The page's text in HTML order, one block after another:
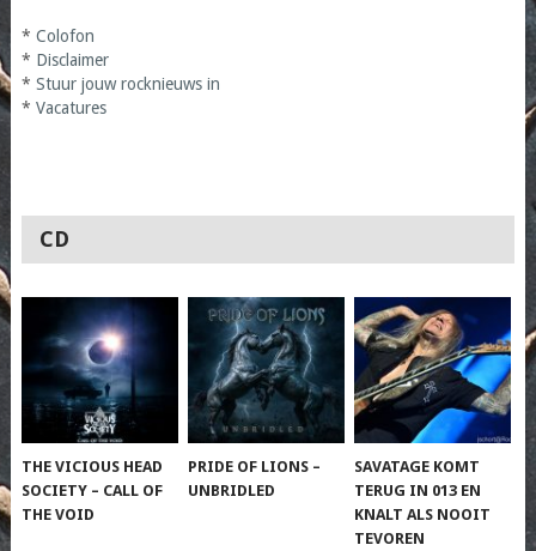
* Colofon
* Disclaimer
* Stuur jouw rocknieuws in
* Vacatures
CD
THE VICIOUS HEAD
SOCIETY – CALL OF
THE VOID
PRIDE OF LIONS –
UNBRIDLED
SAVATAGE KOMT
TERUG IN 013 EN
KNALT ALS NOOIT
TEVOREN